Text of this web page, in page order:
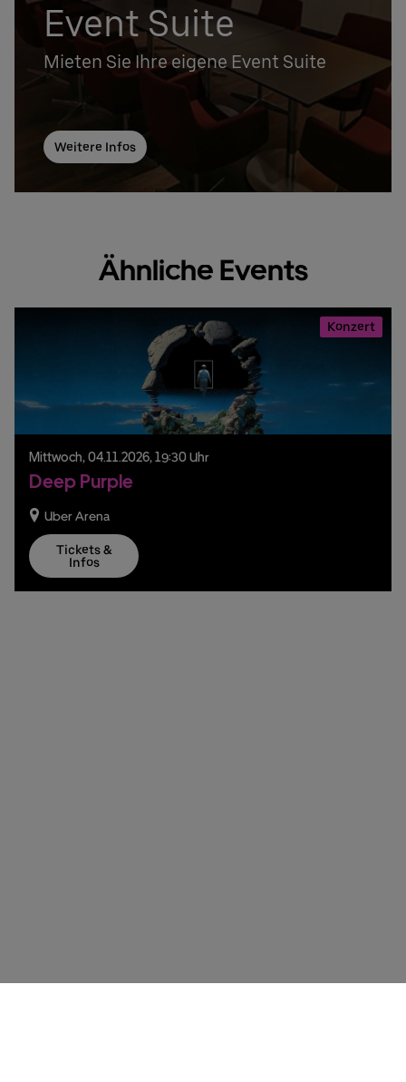
Event Suite
Mieten Sie Ihre eigene Event Suite
Weitere Infos
Ähnliche Events
Konzert
Mittwoch, 04.11.2026, 19:30 Uhr
Deep Purple
Uber Arena
Tickets &
Infos